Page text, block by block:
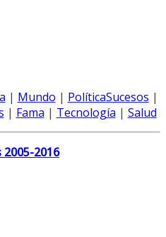
| Mundo | PolíticaSucesos |
| Fama | Tecnología | Salud
2005-2016